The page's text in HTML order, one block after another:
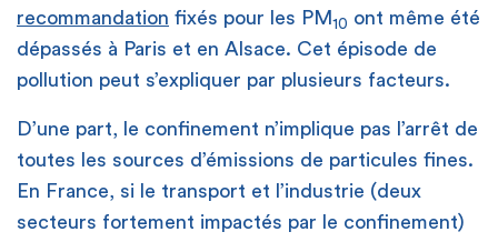
recommandation fixés pour les PM 10 ont même été
dépassés à Paris et en Alsace. Cet épisode de
pollution peut s’expliquer par plusieurs facteurs.
D’une part, le confinement n’implique pas l’arrêt de
toutes les sources d’émissions de particules fines.
En France, si le transport et l’industrie (deux
secteurs fortement impactés par le confinement)